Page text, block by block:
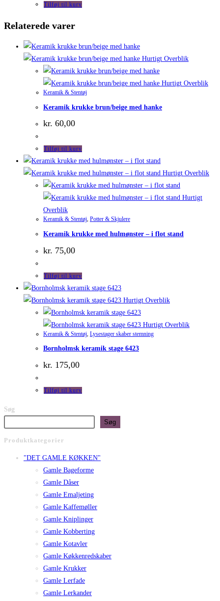
Tilføj til kurv
Relaterede varer
Hurtigt Overblik
Hurtigt Overblik
Keramik & Stentøj
Keramik krukke brun/beige med hanke
kr. 60,00
Tilføj til kurv
Hurtigt Overblik
Hurtigt
Overblik
Keramik & Stentøj, Potter & Skjulere
Keramik krukke med hulmønster – i flot stand
kr. 75,00
Tilføj til kurv
Hurtigt Overblik
Hurtigt Overblik
Keramik & Stentøj Lysestager skaber stemning
Bornholmsk keramik stage 6423
kr. 175,00
Tilføj til kurv
Søg
Søg
Produktkategorier
"DET GAMLE KØKKEN"
Gamle Bageforme
Gamle Dåser
Gamle Emaljeting
Gamle Kaffemøller
Gamle Kniplinger
Gamle Kobberting
Gamle Kotavler
Gamle Køkkenredskaber
Gamle Krukker
Gamle Lerfade
Gamle Lerkander